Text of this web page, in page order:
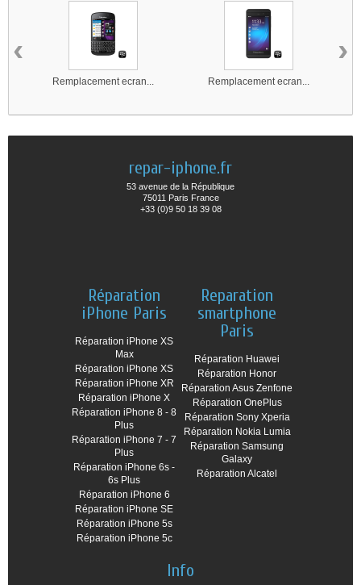
Remplacement ecran... Remplacement ecran...
‹ ›
repar-iphone.fr
53 avenue de la République
75011 Paris France
+33 (0)9 50 18 39 08
Réparation
iPhone Paris
Réparation iPhone XS
Max
Réparation iPhone XS
Réparation iPhone XR
Réparation iPhone X
Réparation iPhone 8 - 8
Plus
Réparation iPhone 7 - 7
Plus
Réparation iPhone 6s -
6s Plus
Réparation iPhone 6
Réparation iPhone SE
Réparation iPhone 5s
Réparation iPhone 5c
Reparation
smartphone
Paris
Réparation Huawei
Réparation Honor
Réparation Asus Zenfone
Réparation OnePlus
Réparation Sony Xperia
Réparation Nokia Lumia
Réparation Samsung
Galaxy
Réparation Alcatel
Info